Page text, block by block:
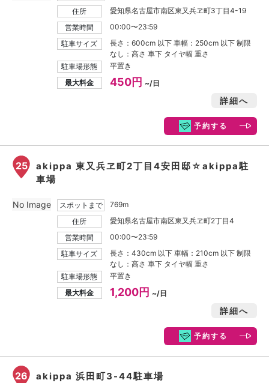
住所
愛知県名古屋市南区東又兵ヱ町3丁目4-19
営業時間
00:00〜23:59
駐車サイズ
長さ：600cm 以下 車幅：250cm 以下 制限
なし：高さ 車下 タイヤ幅 重さ
駐車場形態
平置き
最大料金
450円 ~/日
詳細へ
予約する
25
akippa 東又兵ヱ町2丁目4安田邸☆akippa駐
車場
スポットまで
769m
住所
愛知県名古屋市南区東又兵ヱ町2丁目4
営業時間
00:00〜23:59
駐車サイズ
長さ：430cm 以下 車幅：210cm 以下 制限
なし：高さ 車下 タイヤ幅 重さ
駐車場形態
平置き
最大料金
1,200円 ~/日
詳細へ
予約する
No Image
26 akippa 浜田町3-44駐車場